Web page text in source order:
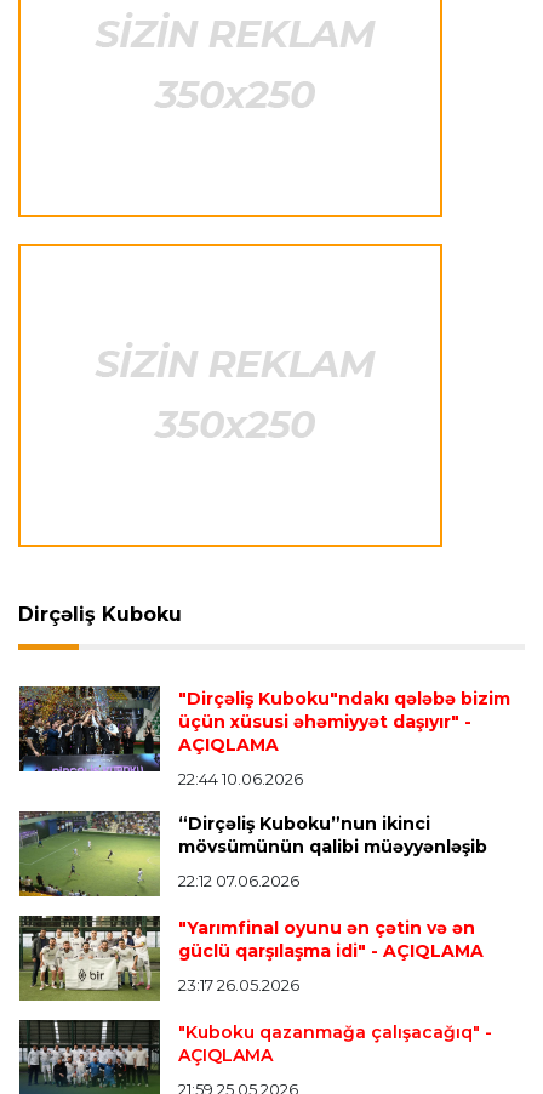
"Onun istedadı uşaq yaşlarından bəlli idi"
Lukaku ilə "Monako" arasında danışıqlar
Transfer 23:09 07.08.2026
hazırlaşır
"Real" argentinalı futbolçusunu "Fiorentina"ya
icarəyə göndərdi
Transfer 22:57 07.08.2026
"Qranada" Zinəddin Zidanın oğlu ilə yollarını
ayırdı
Transfer 22:54 07.08.2026
"Mançester Siti" argentinalı qapıçını transfer
edir
Dirçəliş Kuboku
"Dirçəliş Kuboku"ndakı qələbə bizim
üçün xüsusi əhəmiyyət daşıyır" -
AÇIQLAMA
22:44 10.06.2026
“Dirçəliş Kuboku”nun ikinci
mövsümünün qalibi müəyyənləşib
22:12 07.06.2026
"Yarımfinal oyunu ən çətin və ən
güclü qarşılaşma idi" - AÇIQLAMA
23:17 26.05.2026
"Kuboku qazanmağa çalışacağıq" -
AÇIQLAMA
21:59 25.05.2026